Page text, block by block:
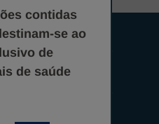
contidas
se ao
de
de saúde